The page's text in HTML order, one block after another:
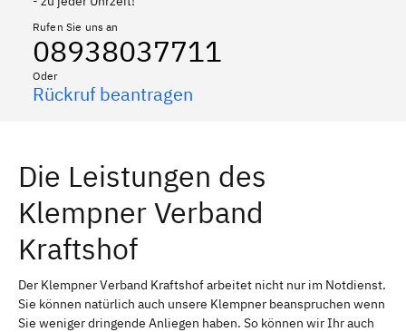
Rufen Sie uns an
08938037711
Oder
Rückruf beantragen
Die Leistungen des
Klempner Verband
Kraftshof
Der Klempner Verband Kraftshof arbeitet nicht nur im Notdienst.
Sie können natürlich auch unsere Klempner beanspruchen wenn
Sie weniger dringende Anliegen haben. So können wir Ihr auch